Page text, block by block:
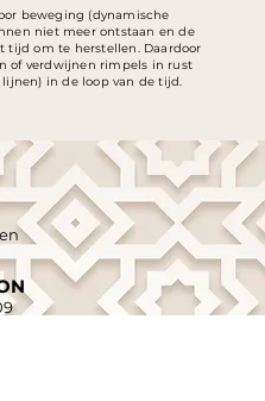
beweging (dynamische
niet meer ontstaan en de
tijd om te herstellen. Daardoor
of verdwijnen rimpels in rust
lijnen) in de loop van de tijd.